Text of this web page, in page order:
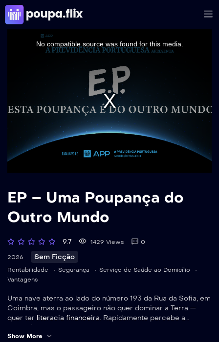
No compatible source was found for this media.
EP – Uma Poupança do
Outro Mundo
9.7 1429 Views 0
2026 Sem Ficção
Rentabilidade Segurança
Serviço de Saúde ao Domicílio
Vantagens
Uma nave aterra ao lado do número 193 da Rua da Sofia, em
Coimbra, mas o passageiro não quer dominar a Terra —
quer ter literacia financeira. Rapidamente percebe a
importância de investir em
fazê-lo de uma forma ajustada a cada etapa da sua vida.
Saiba mais sobre
Show More